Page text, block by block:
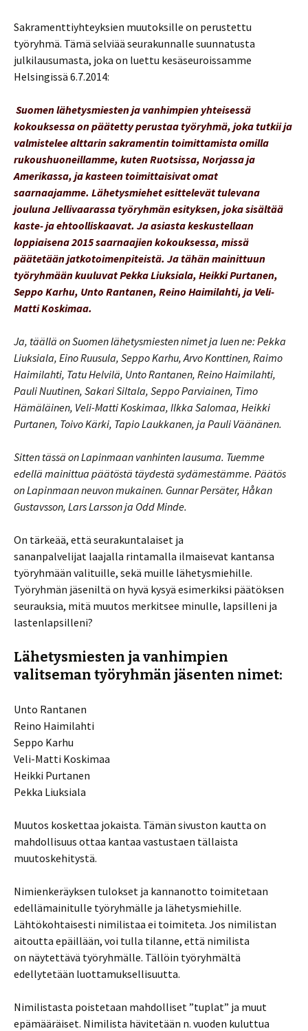
Sakramenttiyhteyksien muutoksille on perustettu
työryhmä. Tämä selviää seurakunnalle suunnatusta
julkilausumasta, joka on luettu kesäseuroissamme
Helsingissä 6.7.2014:
Suomen lähetysmiesten ja vanhimpien yhteisessä
kokouksessa on päätetty perustaa työryhmä, joka tutkii ja
valmistelee alttarin sakramentin toimittamista omilla
rukoushuoneillamme, kuten Ruotsissa, Norjassa ja
Amerikassa, ja kasteen toimittaisivat omat
saarnaajamme. Lähetysmiehet esittelevät tulevana
jouluna Jellivaarassa työryhmän esityksen, joka sisältää
kaste- ja ehtoolliskaavat. Ja asiasta keskustellaan
loppiaisena 2015 saarnaajien kokouksessa, missä
päätetään jatkotoimenpiteistä. Ja tähän mainittuun
työryhmään kuuluvat Pekka Liuksiala, Heikki Purtanen,
Seppo Karhu, Unto Rantanen, Reino Haimilahti, ja Veli-
Matti Koskimaa.
Ja, täällä on Suomen lähetysmiesten nimet ja luen ne: Pekka
Liuksiala, Eino Ruusula, Seppo Karhu, Arvo Konttinen, Raimo
Haimilahti, Tatu Helvilä, Unto Rantanen, Reino Haimilahti,
Pauli Nuutinen, Sakari Siltala, Seppo Parviainen, Timo
Hämäläinen, Veli-Matti Koskimaa, Ilkka Salomaa, Heikki
Purtanen, Toivo Kärki, Tapio Laukkanen, ja Pauli Väänänen.
Sitten tässä on Lapinmaan vanhinten lausuma. Tuemme
edellä mainittua päätöstä täydestä sydämestämme. Päätös
on Lapinmaan neuvon mukainen. Gunnar Persäter, Håkan
Gustavsson, Lars Larsson ja Odd Minde.
On tärkeää, että seurakuntalaiset ja
sananpalvelijat laajalla rintamalla ilmaisevat kantansa
työryhmään valituille, sekä muille lähetysmiehille.
Työryhmän jäseniltä on hyvä kysyä esimerkiksi päätöksen
seurauksia, mitä muutos merkitsee minulle, lapsilleni ja
lastenlapsilleni?
Lähetysmiesten ja vanhimpien
valitseman työryhmän jäsenten nimet:
Unto Rantanen
Reino Haimilahti
Seppo Karhu
Veli-Matti Koskimaa
Heikki Purtanen
Pekka Liuksiala
Muutos koskettaa jokaista. Tämän sivuston kautta on
mahdollisuus ottaa kantaa vastustaen tällaista
muutoskehitystä.
Nimienkeräyksen tulokset ja kannanotto toimitetaan
edellämainitulle työryhmälle ja lähetysmiehille.
Lähtökohtaisesti nimilistaa ei toimiteta. Jos nimilistan
aitoutta epäillään, voi tulla tilanne, että nimilista
on näytettävä työryhmälle. Tällöin työryhmältä
edellytetään luottamuksellisuutta.
Nimilistasta poistetaan mahdolliset ”tuplat” ja muut
epämääräiset. Nimilista hävitetään n. vuoden kuluttua